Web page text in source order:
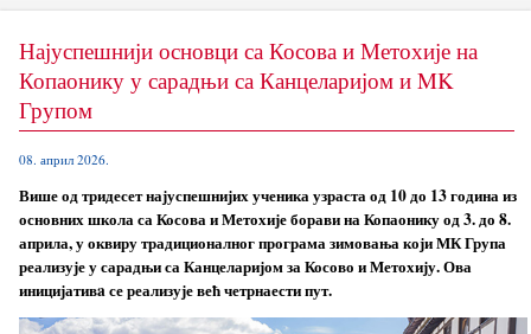
Најуспешнији основци са Косова и Метохије на
Копаонику у сарадњи са Канцеларијом и MK
Групом
08. април 2026.
Више од тридесет најуспешнијих ученика узраста од 10 до 13 година из
основних школа са Косова и Метохије борави на Копаонику од 3. до 8.
априла, у оквиру традиционалног програма зимовања који МК Група
реализује у сарадњи са Канцеларијом за Косово и Метохију. Ова
иницијативa се реализује већ четрнаести пут.